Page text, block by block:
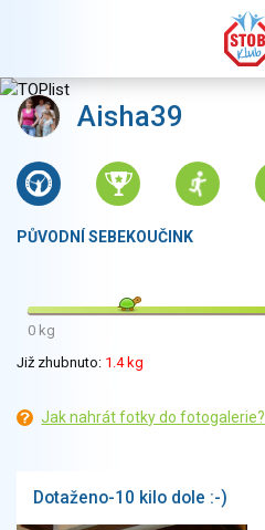
Aisha39
PŮVODNÍ SEBEKOUČINK
0 kg
Již zhubnuto: 1.4 kg
Jak nahrát fotky do fotogalerie?
Dotaženo-10 kilo dole :-)